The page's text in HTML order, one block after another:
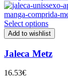
Select options
Add to wishlist
Jaleca Metz
16.53€